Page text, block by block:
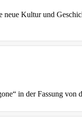
Kultur und
in der Fassung